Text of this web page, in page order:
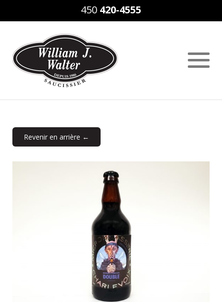
450 420-4555
Revenir en arrière ←